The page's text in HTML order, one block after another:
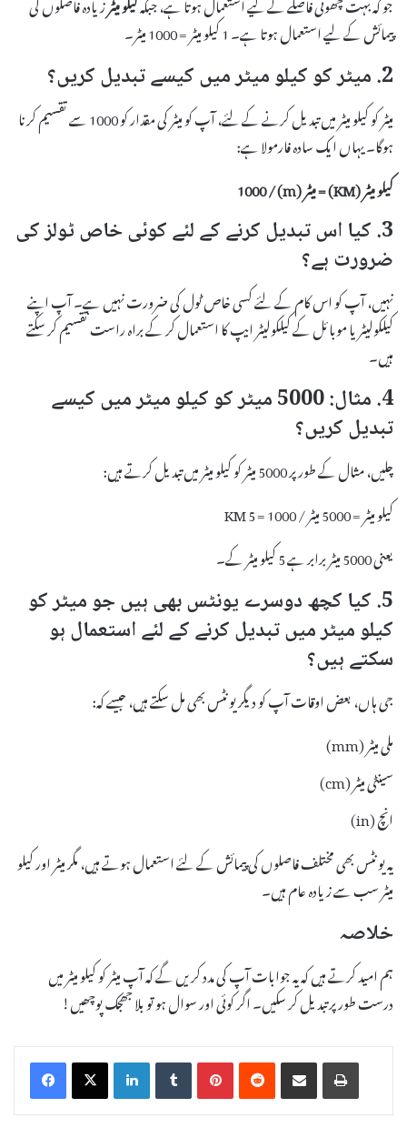
پیمائش کے لیے استعمال ہوتا ہے۔ 1 کیلو میٹر = 1000 میٹر۔
2. میٹر کو کیلو میٹر میں کیسے تبدیل کریں؟
میٹر کو کیلو میٹر میں تبدیل کرنے کے لئے، آپ کو میٹر کی مقدار کو 1000 سے تقسیم کرنا
ہوگا۔ یہاں ایک سادہ فارمولا ہے:
کیلو میٹر (KM) = میٹر (m) / 1000
3. کیا اس تبدیل کرنے کے لئے کوئی خاص ٹولز کی
ضرورت ہے؟
نہیں، آپ کو اس کام کے لئے کسی خاص ٹول کی ضرورت نہیں ہے۔ آپ اپنے
کیلکولیٹر یا موبائل کے کیلکولیٹر ایپ کا استعمال کر کے براہ راست تقسیم کر سکتے
ہیں۔
4. مثال: 5000 میٹر کو کیلو میٹر میں کیسے
تبدیل کریں؟
چلیں، مثال کے طور پر 5000 میٹر کو کیلو میٹر میں تبدیل کرتے ہیں:
کیلو میٹر = 5000 میٹر / 1000 = 5 KM
یعنی 5000 میٹر برابر ہے 5 کیلو میٹر کے۔
5. کیا کچھ دوسرے یونٹس بھی ہیں جو میٹر کو
کیلو میٹر میں تبدیل کرنے کے لئے استعمال ہو
سکتے ہیں؟
جی ہاں، بعض اوقات آپ کو دیگر یونٹس بھی مل سکتے ہیں، جیسے کہ:
ملی میٹر (mm)
سینٹی میٹر (cm)
انچ (in)
یہ یونٹس بھی مختلف فاصلوں کی پیمائش کے لئے استعمال ہوتے ہیں، مگر میٹر اور کیلو
میٹر سب سے زیادہ عام ہیں۔
خلاصہ
ہم امید کرتے ہیں کہ یہ جوابات آپ کی مدد کریں گے کہ آپ میٹر کو کیلو میٹر میں
درست طور پر تبدیل کر سکیں۔ اگر کوئی اور سوال ہو تو بلا جھجک پوچھیں!
LinkedInTumblrPinterestReddit Share via Email Print